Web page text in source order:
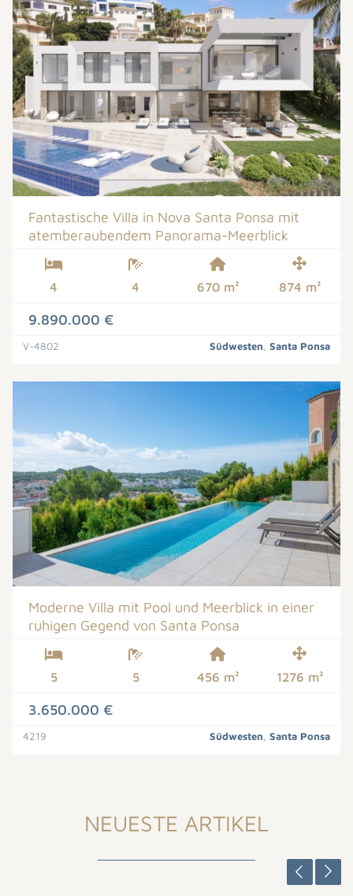
Fantastische Villa in Nova Santa Ponsa mit
atemberaubendem Panorama-Meerblick
4 4 670 m² 874 m²
9.890.000 €
V-4802 Südwesten Santa Ponsa
Moderne Villa mit Pool und Meerblick in einer
ruhigen Gegend von Santa Ponsa
5 5 456 m² 1276 m²
3.650.000 €
4219 Südwesten Santa Ponsa
NEUESTE ARTIKEL